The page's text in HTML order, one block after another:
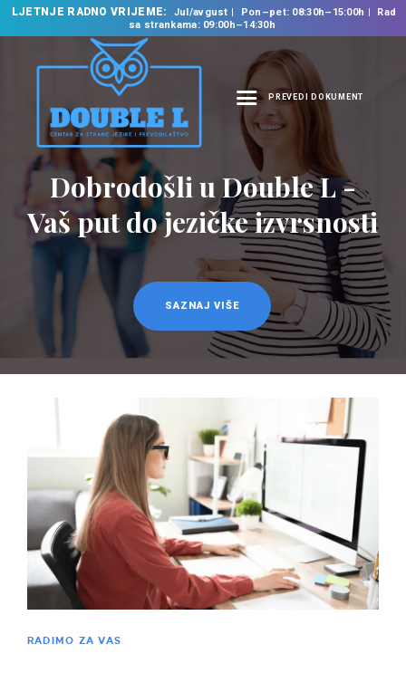
LJETNJE RADNO VRIJEME: Jul/avgust Pon–pet: 08:30h–15:00h
Rad
sa strankama: 09:00h–14:30h
PREVEDI DOKUMENT
NASLOVNA
O NAMA
NAŠE USLUGE
ŠKOLA STRANIH
JEZIKA
PREVODILAČKI BIRO
KURSEVI
NOVOSTI
KONTAKT
Dobrodošli u Double L -
Vaš put do jezičke izvrsnosti
SAZNAJ VIŠE
Prevodilačke usluge
na 35 jezika
SAZNAJ VIŠE
RADIMO ZA VAS